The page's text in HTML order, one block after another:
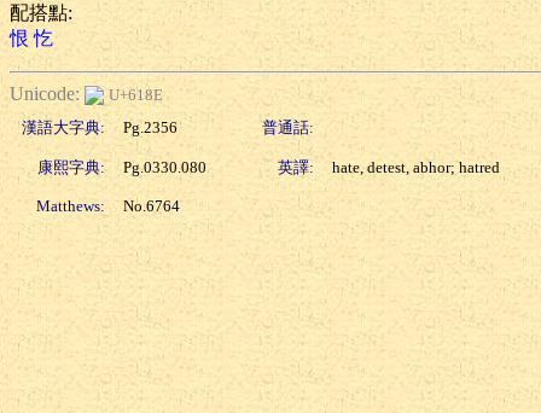
配搭點:
恨 忔
Unicode:
U+618E
漢語大字典:
Pg.2356 普通話:
康熙字典: Pg.0330.080 英譯: hate, detest, abhor; hatred
Matthews: No.6764